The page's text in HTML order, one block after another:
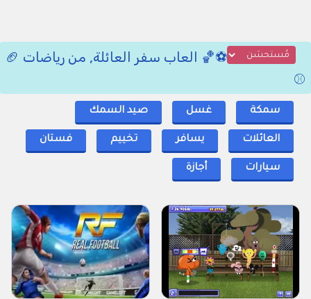
⚽🏀 العاب سفر العائلة, من رياضات 🏈
⚾
سمكة غسل صيد السمك
العائلات يسافر تخييم فستان
سيارات أجازة